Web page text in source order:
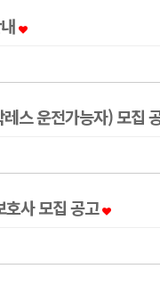
스 운전가능자) 모집
호사 모집 공고